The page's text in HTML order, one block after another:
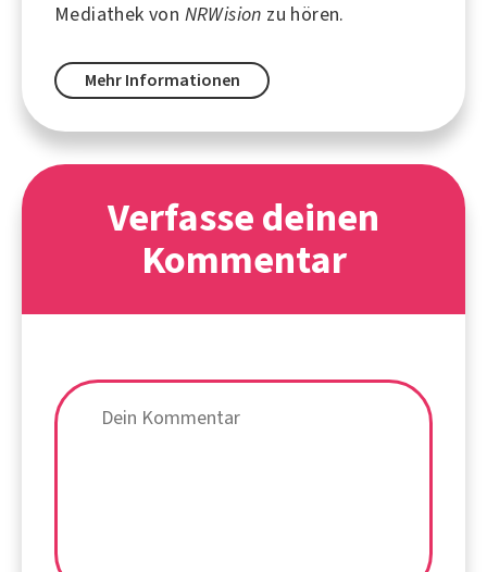
Mediathek von NRWision zu hören.
Mehr Informationen
Verfasse deinen
Kommentar